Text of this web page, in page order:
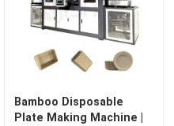
Bamboo Disposable
Plate Making Machine |